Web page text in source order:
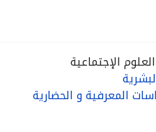
الإجتماعية
المعرفية و الحضارية